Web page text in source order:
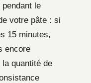
le
votre pâte : si
15 minutes,
encore
quantité de